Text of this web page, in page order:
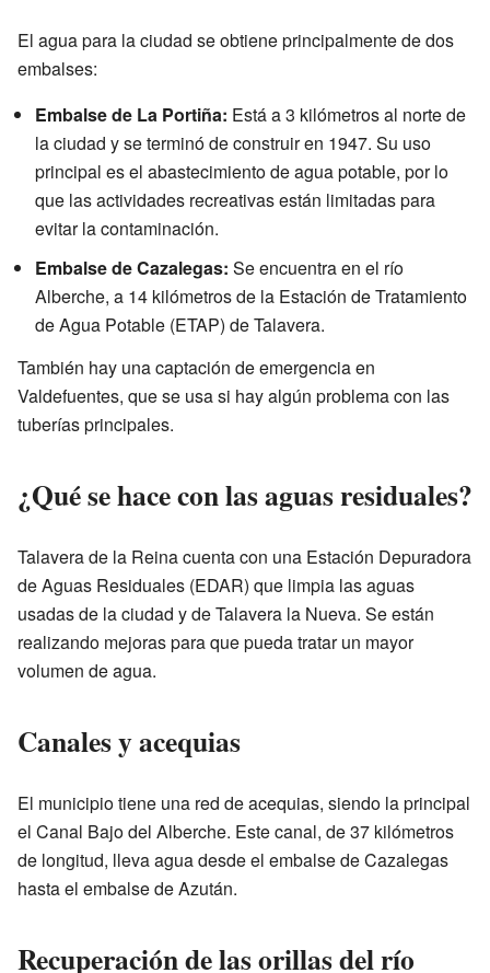
El agua para la ciudad se obtiene principalmente de dos
embalses:
Embalse de La Portiña: Está a 3 kilómetros al norte de
la ciudad y se terminó de construir en 1947. Su uso
principal es el abastecimiento de agua potable, por lo
que las actividades recreativas están limitadas para
evitar la contaminación.
Embalse de Cazalegas: Se encuentra en el río
Alberche, a 14 kilómetros de la Estación de Tratamiento
de Agua Potable (ETAP) de Talavera.
También hay una captación de emergencia en
Valdefuentes, que se usa si hay algún problema con las
tuberías principales.
¿Qué se hace con las aguas residuales?
Talavera de la Reina cuenta con una Estación Depuradora
de Aguas Residuales (EDAR) que limpia las aguas
usadas de la ciudad y de Talavera la Nueva. Se están
realizando mejoras para que pueda tratar un mayor
volumen de agua.
Canales y acequias
El municipio tiene una red de acequias, siendo la principal
el Canal Bajo del Alberche. Este canal, de 37 kilómetros
de longitud, lleva agua desde el embalse de Cazalegas
hasta el embalse de Azután.
Recuperación de las orillas del río